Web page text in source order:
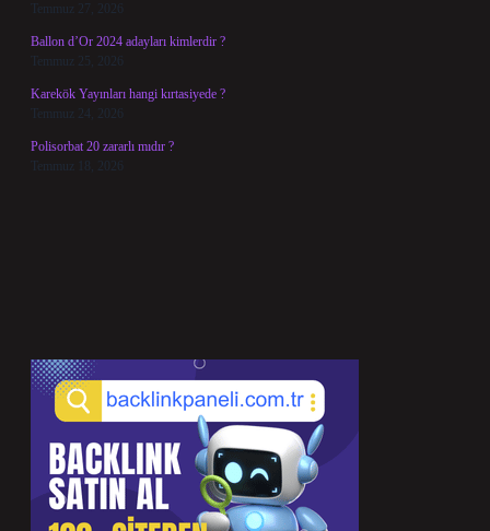
Temmuz 27, 2026
Ballon d’Or 2024 adayları kimlerdir ?
Temmuz 25, 2026
Karekök Yayınları hangi kırtasiyede ?
Temmuz 24, 2026
Polisorbat 20 zararlı mıdır ?
Temmuz 18, 2026